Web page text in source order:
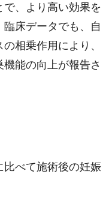
、より高い効果を
床データでも、自
相乗作用により、
能の向上が報告さ
べて施術後の妊娠